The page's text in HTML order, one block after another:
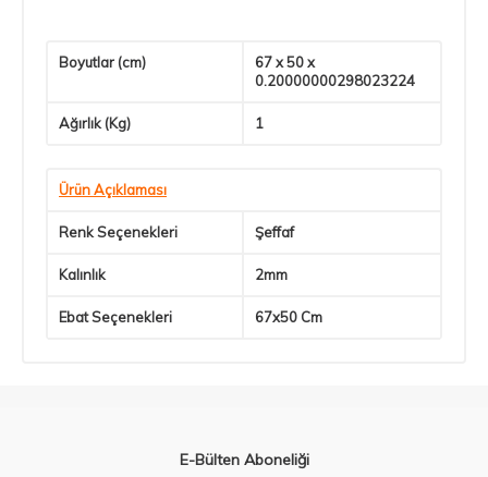
Boyutlar (cm)
67 x 50 x
0.20000000298023224
Ağırlık (Kg) 1
Ürün Açıklaması
Renk Seçenekleri Şeffaf
Kalınlık 2mm
Ebat Seçenekleri 67x50 Cm
E-Bülten Aboneliği